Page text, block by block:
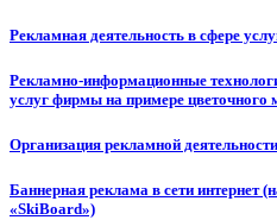
Рекламная деятельность в сфере
Рекламно-информационные
услуг фирмы на примере цветочного
Организация рекламной
Баннерная реклама в сети интернет
«SkiBoard»)